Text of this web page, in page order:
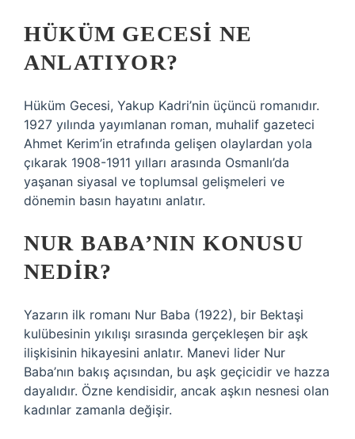
HÜKÜM GECESI NE
ANLATIYOR?
Hüküm Gecesi, Yakup Kadri’nin üçüncü romanıdır.
1927 yılında yayımlanan roman, muhalif gazeteci
Ahmet Kerim’in etrafında gelişen olaylardan yola
çıkarak 1908-1911 yılları arasında Osmanlı’da
yaşanan siyasal ve toplumsal gelişmeleri ve
dönemin basın hayatını anlatır.
NUR BABA’NIN KONUSU
NEDIR?
Yazarın ilk romanı Nur Baba (1922), bir Bektaşi
kulübesinin yıkılışı sırasında gerçekleşen bir aşk
ilişkisinin hikayesini anlatır. Manevi lider Nur
Baba’nın bakış açısından, bu aşk geçicidir ve hazza
dayalıdır. Özne kendisidir, ancak aşkın nesnesi olan
kadınlar zamanla değişir.